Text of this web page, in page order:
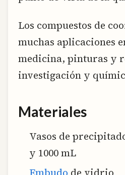
Los compuestos de
muchas aplicaciones
medicina, pinturas y
investigación y
Materiales
Vasos de
y 1000 mL